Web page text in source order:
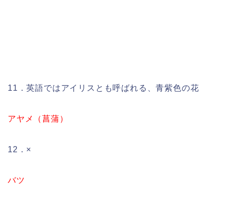
11．英語ではアイリスとも呼ばれる、青紫色の花
アヤメ（菖蒲）
12．×
バツ